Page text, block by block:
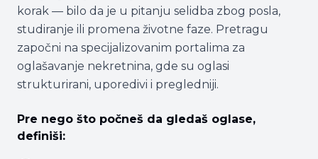
korak — bilo da je u pitanju selidba zbog posla,
studiranje ili promena životne faze. Pretragu
započni na specijalizovanim portalima za
oglašavanje nekretnina, gde su oglasi
strukturirani, uporedivi i pregledniji.
Pre nego što počneš da gledaš oglase,
definiši: